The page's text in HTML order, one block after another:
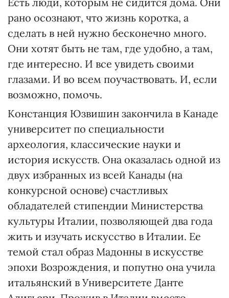
рано осознают, что жизнь коротка, а
сделать в ней нужно бесконечно много.
Они хотят быть не там, где удобно, а там,
где интересно. И все увидеть своими
глазами. И во всем поучаствовать. И, если
возможно, помочь.
Констанция Юзвишин закончила в Канаде
университет по специальности
археология, классические науки и
история искусств. Она оказалась одной из
двух избранных из всей Канады (на
конкурсной основе) счастливых
обладателей стипендии Министерства
культуры Италии, позволяющей два года
жить и изучать искусство в Италии. Ее
темой стал образ Мадонны в искусстве
эпохи Возрождения, и попутно она учила
итальянский в Университете Данте